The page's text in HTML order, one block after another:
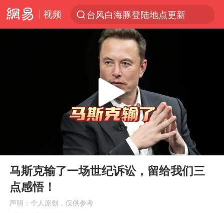
视频
台风白海豚登陆地点更新
台风白海豚进入48小时警戒线
台风白海豚影响中国已成定局
看守所辅警收受10万获刑1年
多地要求领导干部带头休假
U17国足1分钟轰2球
Play
05:08
马斯克输了一场世纪诉讼，留给我们三
点感悟！
声明：个人原创，仅供参考